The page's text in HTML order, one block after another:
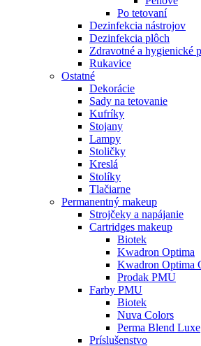
Po tetovaní
Dezinfekcia nástrojov
Dezinfekcia plôch
Zdravotné a hygienické
Rukavice
Ostatné
Dekorácie
Sady na tetovanie
Kufríky
Stojany
Lampy
Stoličky
Kreslá
Stolíky
Tlačiarne
Permanentný makeup
Strojčeky a napájanie
Cartridges makeup
Biotek
Kwadron Optima
Kwadron Optima
Prodak PMU
Farby PMU
Biotek
Nuva Colors
Perma Blend Luxe
Príslušenstvo